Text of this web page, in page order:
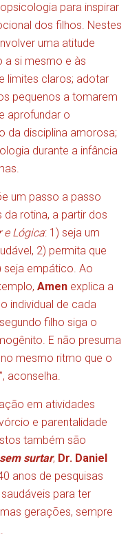
para inspirar
dos filhos. Nestes
uma atitude
a si mesmo e às
limites claros; adotar
pequenos a tomarem
aprofundar o
da disciplina amorosa;
durante a infância
um passo a passo
rotina, a partir dos
e Lógica: 1) seja um
2) permita que
seja empático. Ao
Amen explica a
individual de cada
filho siga o
E não presuma
mesmo ritmo que o
aconselha.
em atividades
e parentalidade
também são
surtar, Dr. Daniel
anos de pesquisas
para ter
gerações, sempre